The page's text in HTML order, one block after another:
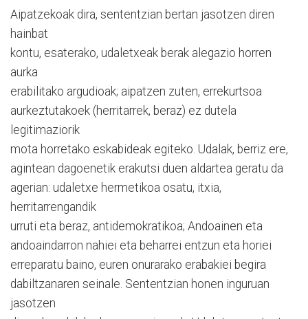
Aipatzekoak dira, sententzian bertan jasotzen diren
hainbat
kontu, esaterako, udaletxeak berak alegazio horren
aurka
erabilitako argudioak; aipatzen zuten, errekurtsoa
aurkeztutakoek (herritarrek, beraz) ez dutela
legitimaziorik
mota horretako eskabideak egiteko. Udalak, berriz ere,
agintean dagoenetik erakutsi duen aldartea geratu da
agerian: udaletxe hermetikoa osatu, itxia,
herritarrengandik
urruti eta beraz, antidemokratikoa; Andoainen eta
andoaindarron nahiei eta beharrei entzun eta horiei
erreparatu baino, euren onurarako erabakiei begira
dabiltzanaren seinale. Sententzian honen inguruan
jasotzen